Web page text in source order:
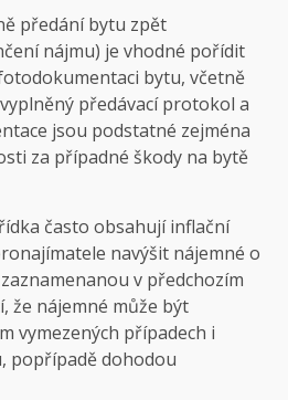
předání bytu zpět
nájmu) je vhodné pořídit
bytu, včetně
předávací protokol a
jsou podstatné zejména
za případné škody na bytě
často obsahují inflační
navýšit nájemné o
v předchozím
že nájemné může být
vymezených případech i
popřípadě dohodou